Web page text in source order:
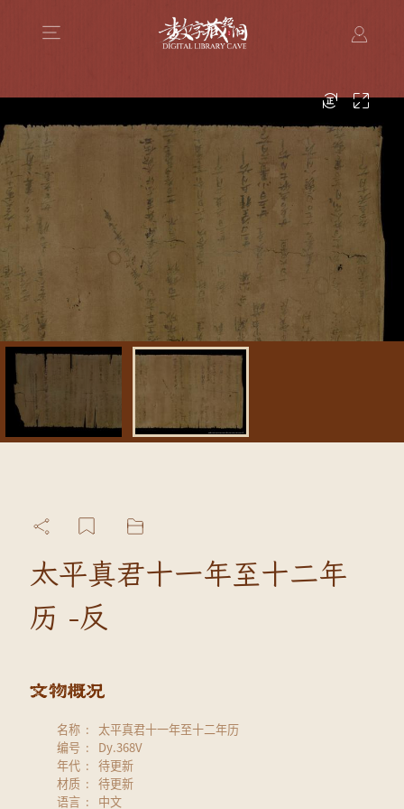
太平真君十一年至十二年
历 -反
名称
太平真君十一年至十二年历
编号
Dy.368V
年代
待更新
材质
待更新
语言
中文